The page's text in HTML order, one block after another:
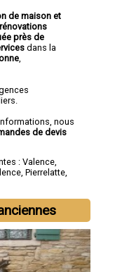
de maison et
rénovations
près de
dans la
nous
de devis
: Valence,
, Pierrelatte,